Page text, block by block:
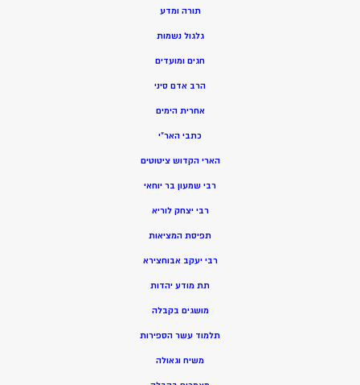
תורה ומדע
גלגול נשמות
חגים ומועדים
הרב אדם סיני
אחרית הימים
כתבי האר”י
הארי הקדוש ציטוטים
רבי שמעון בר יוחאי
רבי יצחק לוריא
תפיסת המציאות
רבי יעקב אבוחצירא
תת מודע יהדות
מושגים בקבלה
תלמוד עשר הספירות
משיח וגאולה